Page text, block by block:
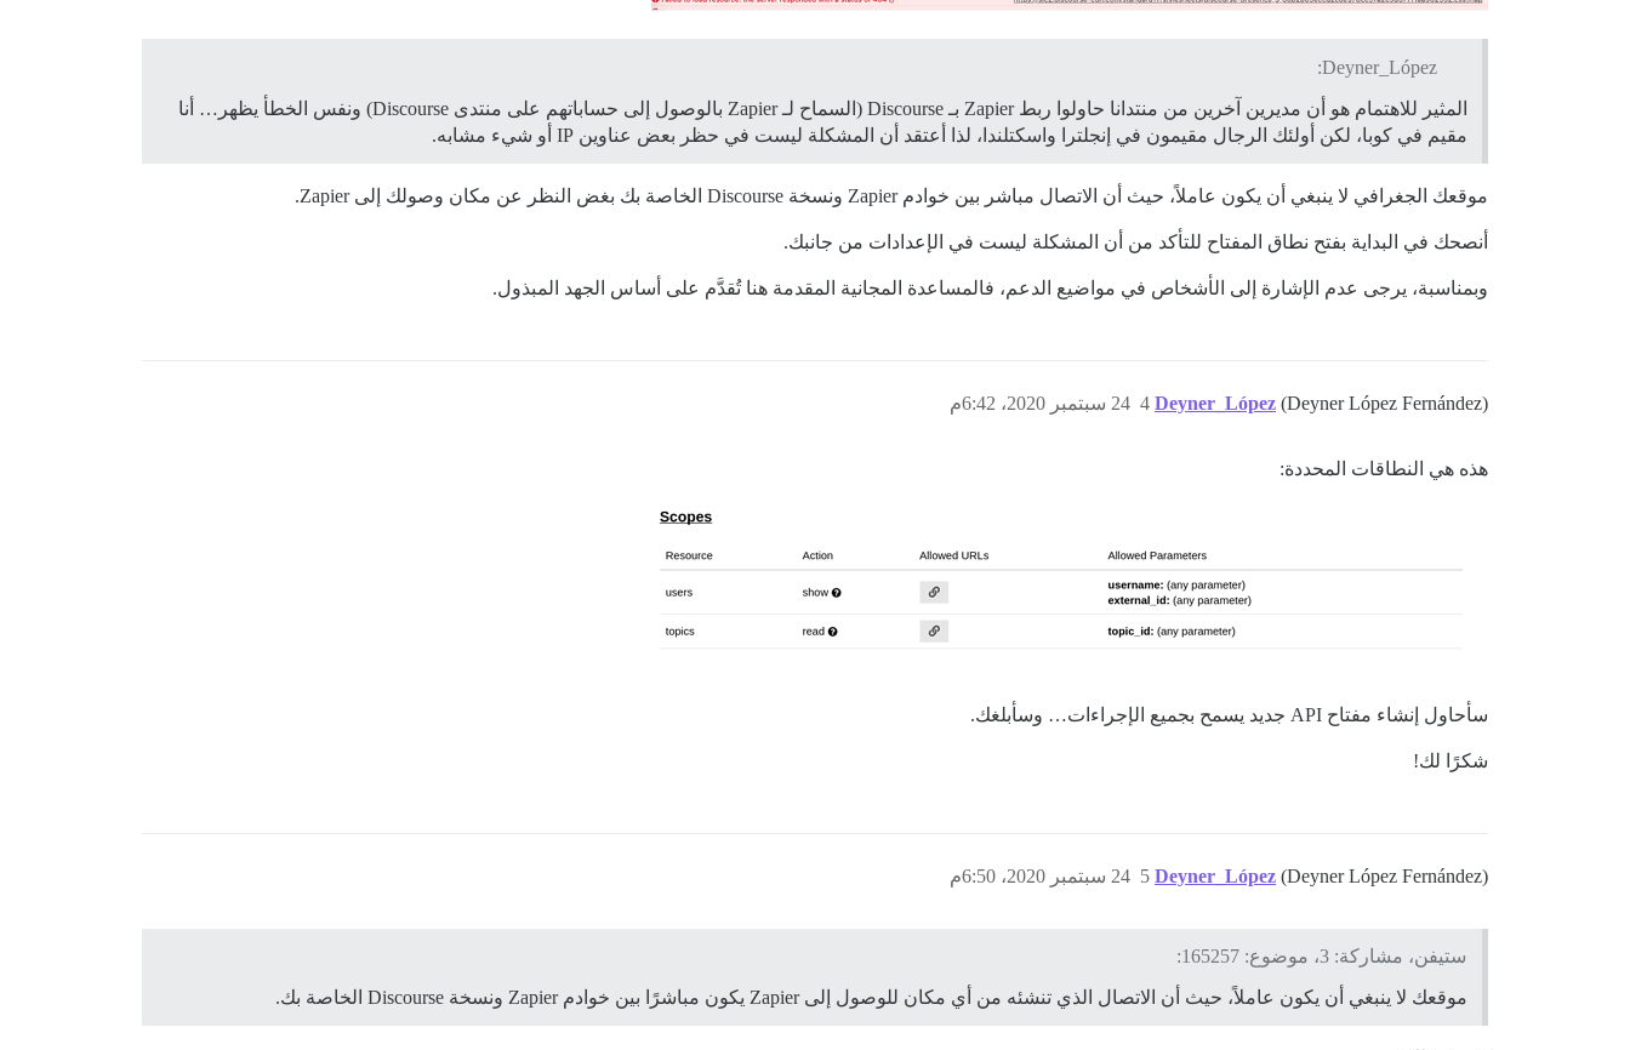
Deyner_López:
المثير للاهتمام هو أن مديرين آخرين من منتدانا حاولوا ربط Zapier بـ Discourse (السماح لـ Zapier بالوصول إلى حساباتهم على منتدى Discourse) ونفس الخطأ يظهر… أنا
مقيم في كوبا، لكن أولئك الرجال مقيمون في إنجلترا واسكتلندا، لذا أعتقد أن المشكلة ليست في حظر بعض عناوين IP أو شيء مشابه.
موقعك الجغرافي لا ينبغي أن يكون عاملاً، حيث أن الاتصال مباشر بين خوادم Zapier ونسخة Discourse الخاصة بك بغض النظر عن مكان وصولك إلى Zapier.
أنصحك في البداية بفتح نطاق المفتاح للتأكد من أن المشكلة ليست في الإعدادات من جانبك.
وبمناسبة، يرجى عدم الإشارة إلى الأشخاص في مواضيع الدعم، فالمساعدة المجانية المقدمة هنا تُقدَّم على أساس الجهد المبذول.
Deyner_López (Deyner López Fernández) 24 سبتمبر 2020، 6:42م 4
هذه هي النطاقات المحددة:
سأحاول إنشاء مفتاح API جديد يسمح بجميع الإجراءات… وسأبلغك.
شكرًا لك!
Deyner_López (Deyner López Fernández) 24 سبتمبر 2020، 6:50م 5
ستيفن، مشاركة: 3، موضوع: 165257:
موقعك لا ينبغي أن يكون عاملاً، حيث أن الاتصال الذي تنشئه من أي مكان للوصول إلى Zapier يكون مباشرًا بين خوادم Zapier ونسخة Discourse الخاصة بك.